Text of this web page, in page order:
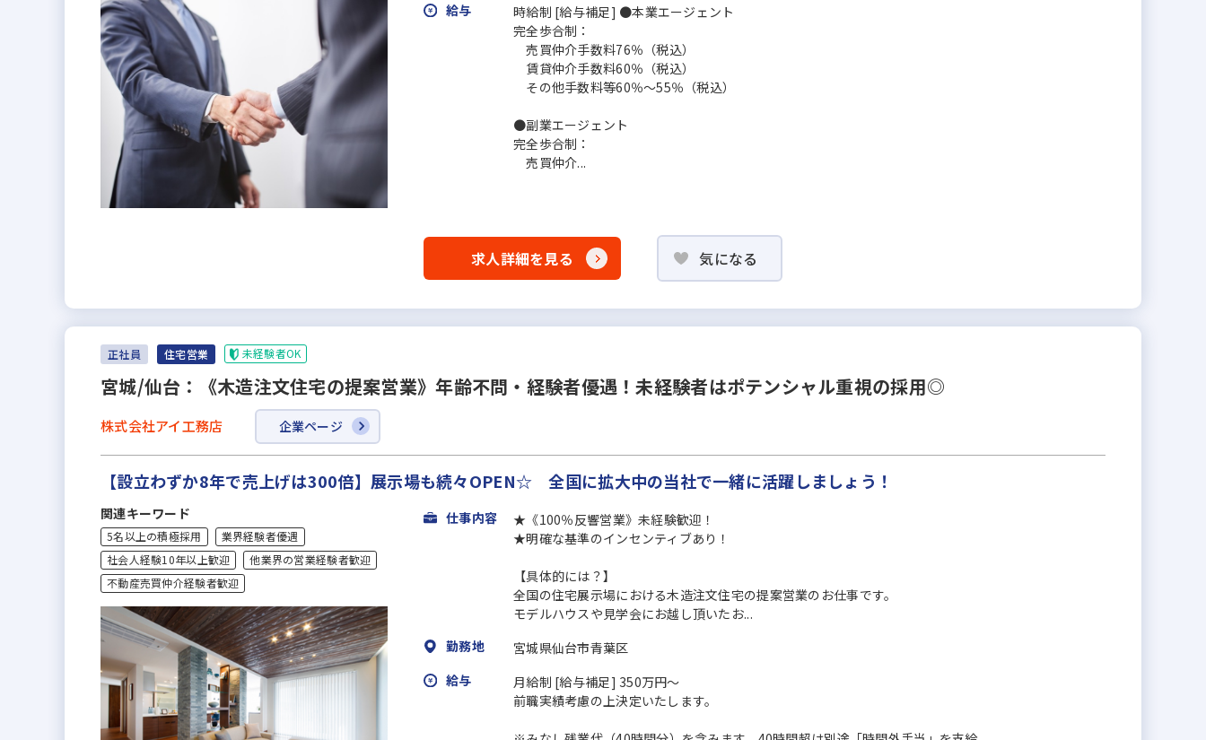
給与
時給制 [給与補足] ●本業エージェント
完全歩合制：
売買仲介手数料76％（税込）
賃貸仲介手数料60％（税込）
その他手数料等60％～55％（税込）
●副業エージェント
完全歩合制：
売買仲介...
求人詳細を見る 気になる
正社員 住宅営業 未経験者OK
宮城/仙台：《木造注文住宅の提案営業》年齢不問・経験者優遇！未経験者はポテンシャル重視の採用◎
株式会社アイ工務店 企業ページ
【設立わずか8年で売上げは300倍】展示場も続々OPEN☆ 全国に拡大中の当社で一緒に活躍しましょう！
関連キーワード
5名以上の積極採用
業界経験者優遇
社会人経験10年以上歓迎
他業界の営業経験者歓迎
不動産売買仲介経験者歓迎
仕事内容
★《100％反響営業》未経験歓迎！
★明確な基準のインセンティブあり！
【具体的には？】
全国の住宅展示場における木造注文住宅の提案営業のお仕事です。
モデルハウスや見学会にお越し頂いたお...
勤務地
宮城県仙台市青葉区
給与
月給制 [給与補足] 350万円～
前職実績考慮の上決定いたします。